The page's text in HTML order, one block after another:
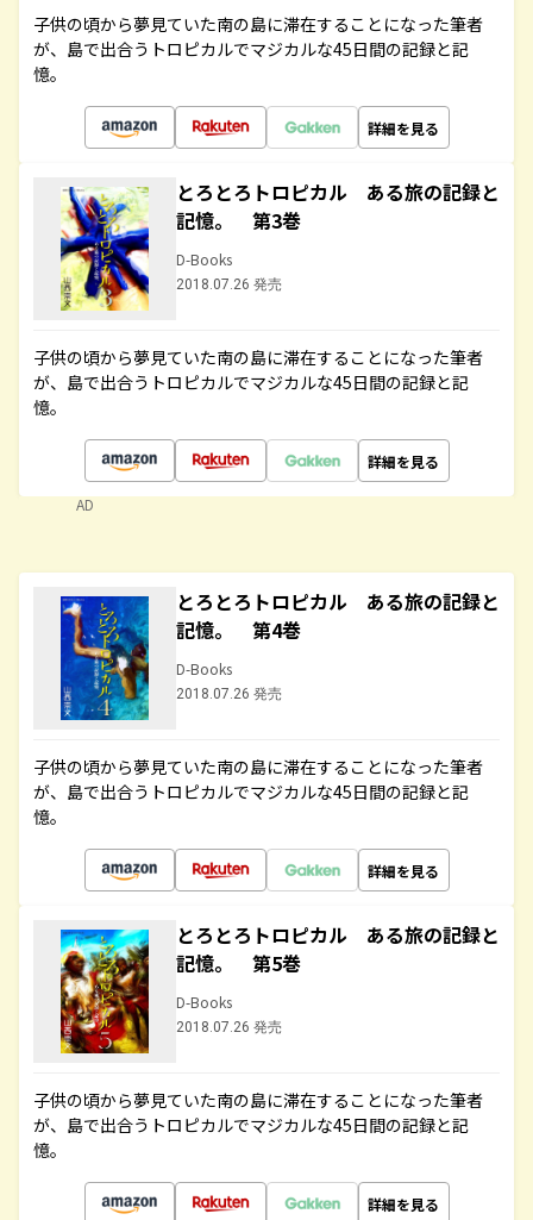
子供の頃から夢見ていた南の島に滞在することになった筆者
が、島で出合うトロピカルでマジカルな45日間の記録と記
憶。
詳細を見る
とろとろトロピカル ある旅の記録と
記憶。 第3巻
D-Books
2018.07.26 発売
子供の頃から夢見ていた南の島に滞在することになった筆者
が、島で出合うトロピカルでマジカルな45日間の記録と記
憶。
詳細を見る
AD
とろとろトロピカル ある旅の記録と
記憶。 第4巻
D-Books
2018.07.26 発売
子供の頃から夢見ていた南の島に滞在することになった筆者
が、島で出合うトロピカルでマジカルな45日間の記録と記
憶。
詳細を見る
とろとろトロピカル ある旅の記録と
記憶。 第5巻
D-Books
2018.07.26 発売
子供の頃から夢見ていた南の島に滞在することになった筆者
が、島で出合うトロピカルでマジカルな45日間の記録と記
憶。
詳細を見る